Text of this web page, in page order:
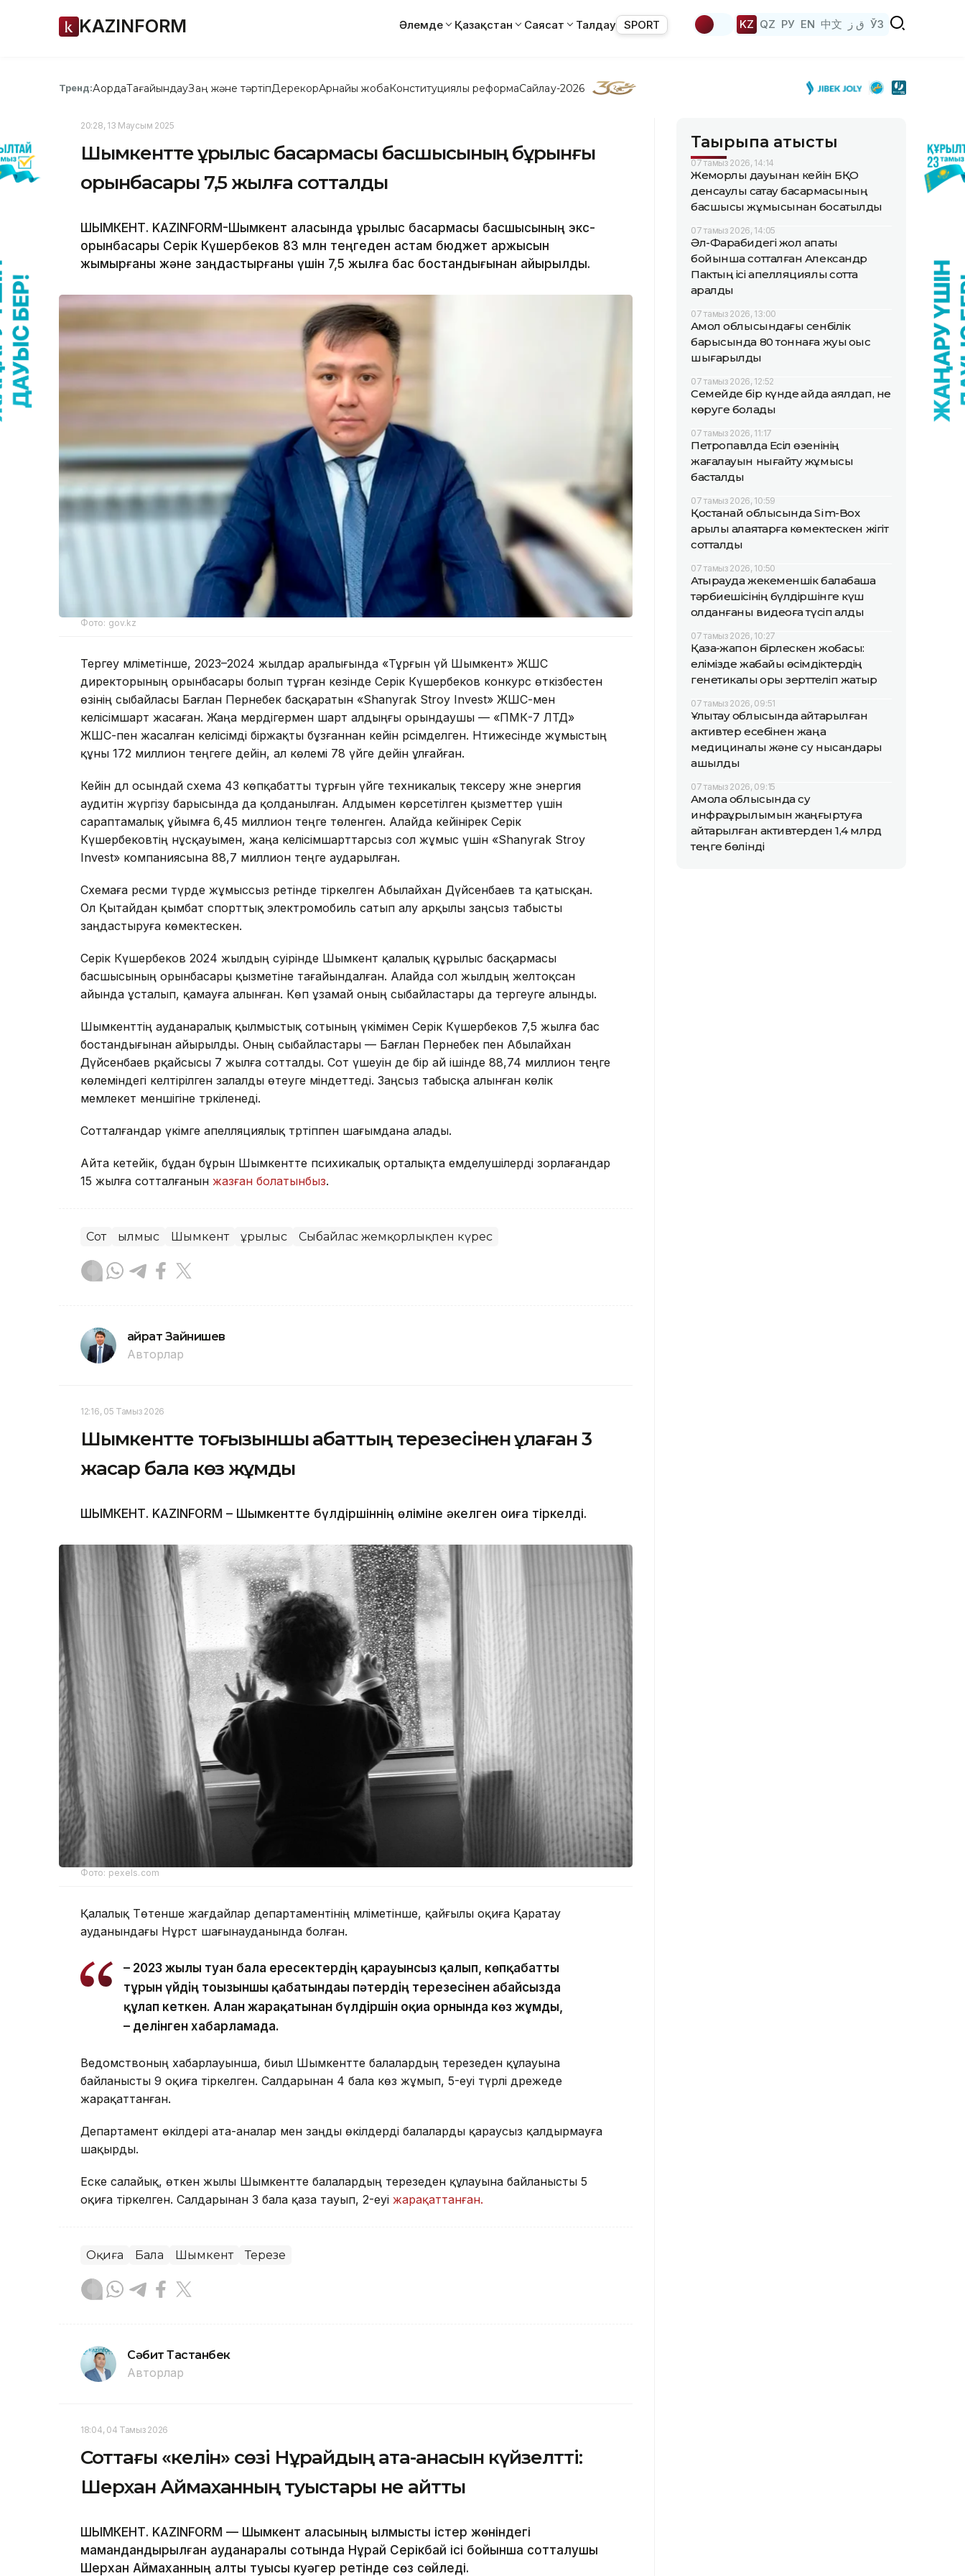
KAZINFORM Әлемде Қазақстан Саясат Талдау SPORT KZ QZ РУ EN 中文 ق ز ЎЗ
Тренд:АқордаТағайындауЗаң және тәртіпДерекқорАрнайы жобаКонституциялық реформаСайлау-2026
20:28, 13 Маусым 2025
Шымкентте құрылыс басқармасы басшысының бұрынғы
орынбасары 7,5 жылға сотталды
ШЫМКЕНТ. KAZINFORM-Шымкент қаласында құрылыс басқармасы басшысының экс-
орынбасары Серік Күшербеков 83 млн теңгеден астам бюджет қаржысын
жымқырғаны және заңдастырғаны үшін 7,5 жылға бас бостандығынан айырылды.
Фото: gov.kz
Тергеу мәліметінше, 2023–2024 жылдар аралығында «Тұрғын үй Шымкент» ЖШС
директорының орынбасары болып тұрған кезінде Серік Күшербеков конкурс өткізбестен
өзінің сыбайласы Бағлан Пернебек басқаратын «Shanyrak Stroy Invest» ЖШС-мен
келісімшарт жасаған. Жаңа мердігермен шарт алдыңғы орындаушы — «ПМК-7 ЛТД»
ЖШС-пен жасалған келісімді біржақты бұзғаннан кейін рәсімделген. Нәтижесінде жұмыстың
құны 172 миллион теңгеге дейін, ал көлемі 78 үйге дейін ұлғайған.
Кейін дәл осындай схема 43 көпқабатты тұрғын үйге техникалық тексеру және энергия
аудитін жүргізу барысында да қолданылған. Алдымен көрсетілген қызметтер үшін
сараптамалық ұйымға 6,45 миллион теңге төленген. Алайда кейінірек Серік
Күшербековтің нұсқауымен, жаңа келісімшарттарсыз сол жұмыс үшін «Shanyrak Stroy
Invest» компаниясына 88,7 миллион теңге аударылған.
Схемаға ресми түрде жұмыссыз ретінде тіркелген Абылайхан Дүйсенбаев та қатысқан.
Ол Қытайдан қымбат спорттық электромобиль сатып алу арқылы заңсыз табысты
заңдастыруға көмектескен.
Серік Күшербеков 2024 жылдың сәуірінде Шымкент қалалық құрылыс басқармасы
басшысының орынбасары қызметіне тағайындалған. Алайда сол жылдың желтоқсан
айында ұсталып, қамауға алынған. Көп ұзамай оның сыбайластары да тергеуге алынды.
Шымкенттің ауданаралық қылмыстық сотының үкімімен Серік Күшербеков 7,5 жылға бас
бостандығынан айырылды. Оның сыбайластары — Бағлан Пернебек пен Абылайхан
Дүйсенбаев әрқайсысы 7 жылға сотталды. Сот үшеуін де бір ай ішінде 88,74 миллион теңге
көлеміндегі келтірілген залалды өтеуге міндеттеді. Заңсыз табысқа алынған көлік
мемлекет меншігіне тәркіленеді.
Сотталғандар үкімге апелляциялық тәртіппен шағымдана алады.
Айта кетейік, бұдан бұрын Шымкентте психикалық орталықта емделушілерді зорлағандар
15 жылға сотталғанын жазған болатынбыз.
Сот Қылмыс Шымкент Құрылыс Сыбайлас жемқорлықпен күрес
Қайрат Зайнишев
Авторлар
12:16, 05 Тамыз 2026
Шымкентте тоғызыншы қабаттың терезесінен құлаған 3
жасар бала көз жұмды
ШЫМКЕНТ. KAZINFORM – Шымкентте бүлдіршіннің өліміне әкелген оқиға тіркелді.
Фото: pexels.com
Қалалық Төтенше жағдайлар департаментінің мәліметінше, қайғылы оқиға Қаратау
ауданындағы Нұрсәт шағынауданында болған.
– 2023 жылы туған бала ересектердің қарауынсыз қалып, көпқабатты
тұрғын үйдің тоғызыншы қабатындағы пәтердің терезесінен абайсызда
құлап кеткен. Алған жарақатынан бүлдіршін оқиға орнында көз жұмды,
– делінген хабарламада.
Ведомствоның хабарлауынша, биыл Шымкентте балалардың терезеден құлауына
байланысты 9 оқиға тіркелген. Салдарынан 4 бала көз жұмып, 5-еуі түрлі дәрежеде
жарақаттанған.
Департамент өкілдері ата-аналар мен заңды өкілдерді балаларды қараусыз қалдырмауға
шақырды.
Еске салайық, өткен жылы Шымкентте балалардың терезеден құлауына байланысты 5
оқиға тіркелген. Салдарынан 3 бала қаза тауып, 2-еуі жарақаттанған.
Оқиға Бала Шымкент Терезе
Сәбит Тастанбек
Авторлар
18:04, 04 Тамыз 2026
Соттағы «келін» сөзі Нұрайдың ата-анасын күйзелтті:
Шерхан Аймаханның туыстары не айтты
ШЫМКЕНТ. KAZINFORM — Шымкент қаласының қылмыстық істер жөніндегі
мамандандырылған ауданаралық сотында Нұрай Серікбай ісі бойынша сотталушы
Шерхан Аймаханның алты туысы куәгер ретінде сөз сөйледі.
Тақырыпқа қатысты
07 тамыз 2026, 14:14
Жемқорлық дауынан кейін БҚО
денсаулық сақтау басқармасының
басшысы жұмысынан босатылды
07 тамыз 2026, 14:05
Әл-Фарабидегі жол апаты
бойынша сотталған Александр
Пактың ісі апелляциялық сотта
қаралды
07 тамыз 2026, 13:00
Ақмол облысындағы сенбілік
барысында 80 тоннаға жуық қоқыс
шығарылды
07 тамыз 2026, 12:52
Семейде бір күнде қайда аялдап, не
көруге болады
07 тамыз 2026, 11:17
Петропавлда Есіл өзенінің
жағалауын нығайту жұмысы
басталды
07 тамыз 2026, 10:59
Қостанай облысында Sim-Box
арқылы алаяқтарға көмектескен жігіт
сотталды
07 тамыз 2026, 10:50
Атырауда жекеменшік балабақша
тәрбиешісінің бүлдіршінге күш
қолданғаны видеоға түсіп қалды
07 тамыз 2026, 10:27
Қазақ-жапон бірлескен жобасы:
елімізде жабайы өсімдіктердің
генетикалық қоры зерттеліп жатыр
07 тамыз 2026, 09:51
Ұлытау облысында қайтарылған
активтер есебінен жаңа
медициналық және су нысандары
ашылды
07 тамыз 2026, 09:15
Ақмола облысында су
инфрақұрылымын жаңғыртуға
қайтарылған активтерден 1,4 млрд
теңге бөлінді